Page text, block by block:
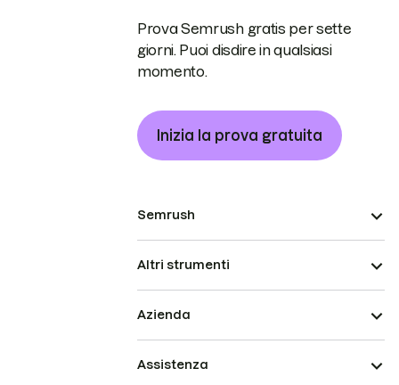
Prova Semrush gratis per sette
giorni. Puoi disdire in qualsiasi
momento.
Inizia la prova gratuita
Semrush
Altri strumenti
Azienda
Assistenza